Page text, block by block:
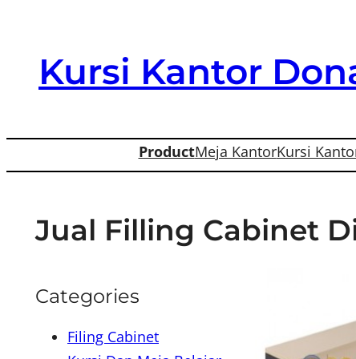
contentKursi Kantor
ProductMeja KantorKursi
Jual Filling Cabinet
Categories
Filing Cabinet